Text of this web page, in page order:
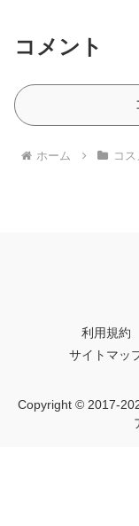
コメント
ホーム コス
利用規約
サイトマッ
Copyright © 2017-